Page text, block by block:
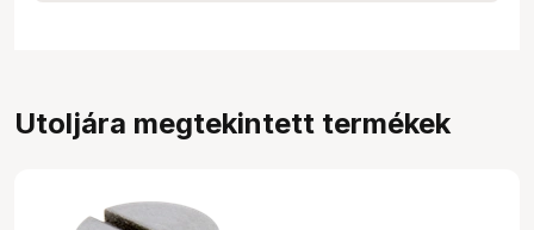
Utoljára megtekintett termékek